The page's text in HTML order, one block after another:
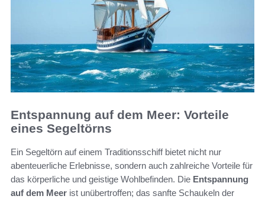
Entspannung auf dem Meer: Vorteile
eines Segeltörns
Ein Segeltörn auf einem Traditionsschiff bietet nicht nur
abenteuerliche Erlebnisse, sondern auch zahlreiche Vorteile für
das körperliche und geistige Wohlbefinden. Die Entspannung
auf dem Meer ist unübertroffen; das sanfte Schaukeln der